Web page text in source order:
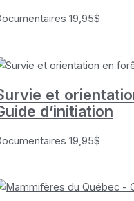
19,95$
et
d’initiation
19,95$